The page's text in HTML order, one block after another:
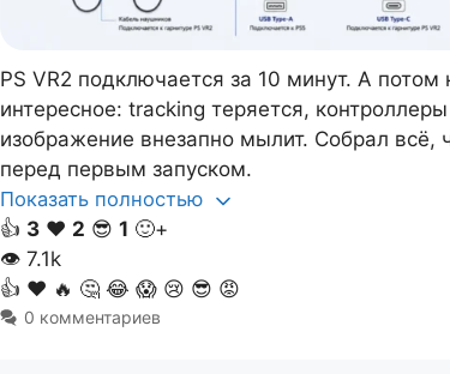
PS VR2 подключается за 10 минут. А потом
интересное: tracking теряется,
изображение внезапно мылит. Собрал всё,
перед первым запуском.
Показать полностью
👍 3 ❤️ 2 😎 1 🙂+
👁 7.1k
👍 ❤️ 🔥 🤔 😂 😱 😢 😎 😡
0 комментариев